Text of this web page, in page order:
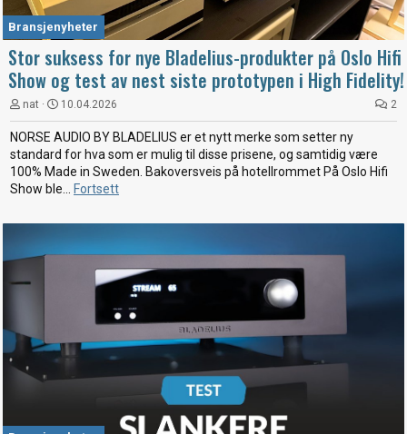
Bransjenyheter
Stor suksess for nye Bladelius-produkter på Oslo Hifi
Show og test av nest siste prototypen i High Fidelity!
nat 10.04.2026 2
NORSE AUDIO BY BLADELIUS er et nytt merke som setter ny
standard for hva som er mulig til disse prisene, og samtidig være
100% Made in Sweden. Bakoversveis på hotellrommet På Oslo Hifi
Show ble... Fortsett